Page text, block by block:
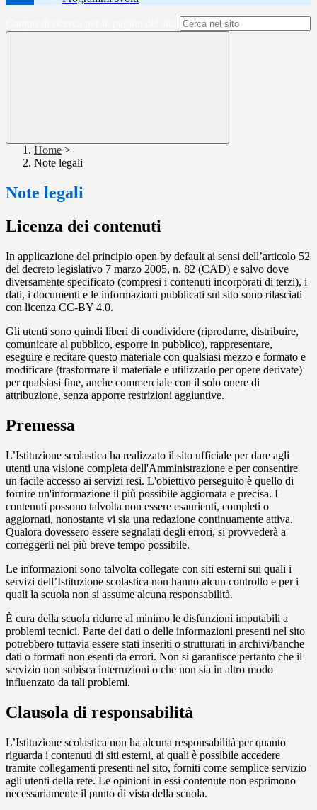
Home >
Note legali
Note legali
Licenza dei contenuti
In applicazione del principio open by default ai sensi dell’articolo 52
del decreto legislativo 7 marzo 2005, n. 82 (CAD) e salvo dove
diversamente specificato (compresi i contenuti incorporati di terzi), i
dati, i documenti e le informazioni pubblicati sul sito sono rilasciati
con licenza CC-BY 4.0.
Gli utenti sono quindi liberi di condividere (riprodurre, distribuire,
comunicare al pubblico, esporre in pubblico), rappresentare,
eseguire e recitare questo materiale con qualsiasi mezzo e formato e
modificare (trasformare il materiale e utilizzarlo per opere derivate)
per qualsiasi fine, anche commerciale con il solo onere di
attribuzione, senza apporre restrizioni aggiuntive.
Premessa
L’Istituzione scolastica ha realizzato il sito ufficiale per dare agli
utenti una visione completa dell'Amministrazione e per consentire
un facile accesso ai servizi resi. L'obiettivo perseguito è quello di
fornire un'informazione il più possibile aggiornata e precisa. I
contenuti possono talvolta non essere esaurienti, completi o
aggiornati, nonostante vi sia una redazione continuamente attiva.
Qualora dovessero essere segnalati degli errori, si provvederà a
correggerli nel più breve tempo possibile.
Le informazioni sono talvolta collegate con siti esterni sui quali i
servizi dell’Istituzione scolastica non hanno alcun controllo e per i
quali la scuola non si assume alcuna responsabilità.
È cura della scuola ridurre al minimo le disfunzioni imputabili a
problemi tecnici. Parte dei dati o delle informazioni presenti nel sito
potrebbero tuttavia essere stati inseriti o strutturati in archivi/banche
dati o formati non esenti da errori. Non si garantisce pertanto che il
servizio non subisca interruzioni o che non sia in altro modo
influenzato da tali problemi.
Clausola di responsabilità
L’Istituzione scolastica non ha alcuna responsabilità per quanto
riguarda i contenuti di siti esterni, ai quali è possibile accedere
tramite collegamenti presenti nel sito, forniti come semplice servizio
agli utenti della rete. Le opinioni in essi contenute non esprimono
necessariamente il punto di vista della scuola.